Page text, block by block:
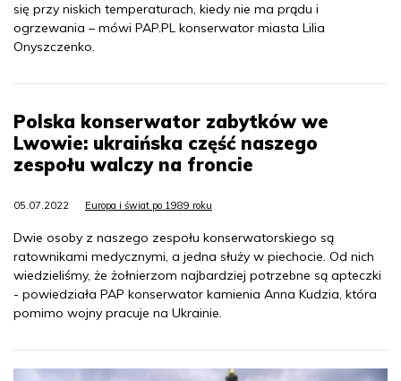
się przy niskich temperaturach, kiedy nie ma prądu i
ogrzewania – mówi PAP.PL konserwator miasta Lilia
Onyszczenko.
Polska konserwator zabytków we
Lwowie: ukraińska część naszego
zespołu walczy na froncie
05.07.2022 Europa i świat po 1989 roku
Dwie osoby z naszego zespołu konserwatorskiego są
ratownikami medycznymi, a jedna służy w piechocie. Od nich
wiedzieliśmy, że żołnierzom najbardziej potrzebne są apteczki
- powiedziała PAP konserwator kamienia Anna Kudzia, która
pomimo wojny pracuje na Ukrainie.